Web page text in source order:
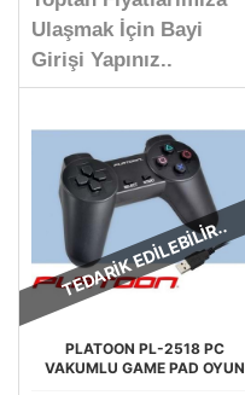
Ulaşmak İçin Bayi
Girişi Yapınız..
TEDARİK EDİLEBİLİR..
PLATOON PL-2518 PC
VAKUMLU GAME PAD OYUN